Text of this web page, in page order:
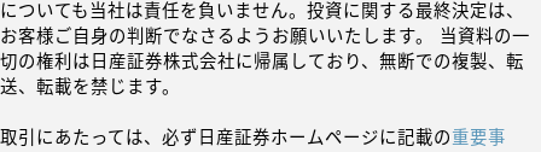
についても当社は責任を負いません。投資に関する最終決定は、
お客様ご自身の判断でなさるようお願いいたします。 当資料の一
切の権利は日産証券株式会社に帰属しており、無断での複製、転
送、転載を禁じます。
取引にあたっては、必ず日産証券ホームページに記載の重要事